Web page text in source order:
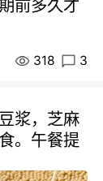
前多久才
318 3
浆，芝麻
。午餐提